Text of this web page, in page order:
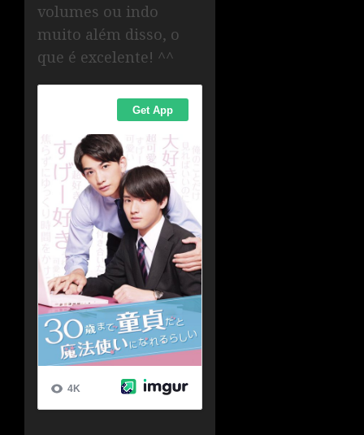
volumes ou indo
muito além disso, o
que é excelente! ^^